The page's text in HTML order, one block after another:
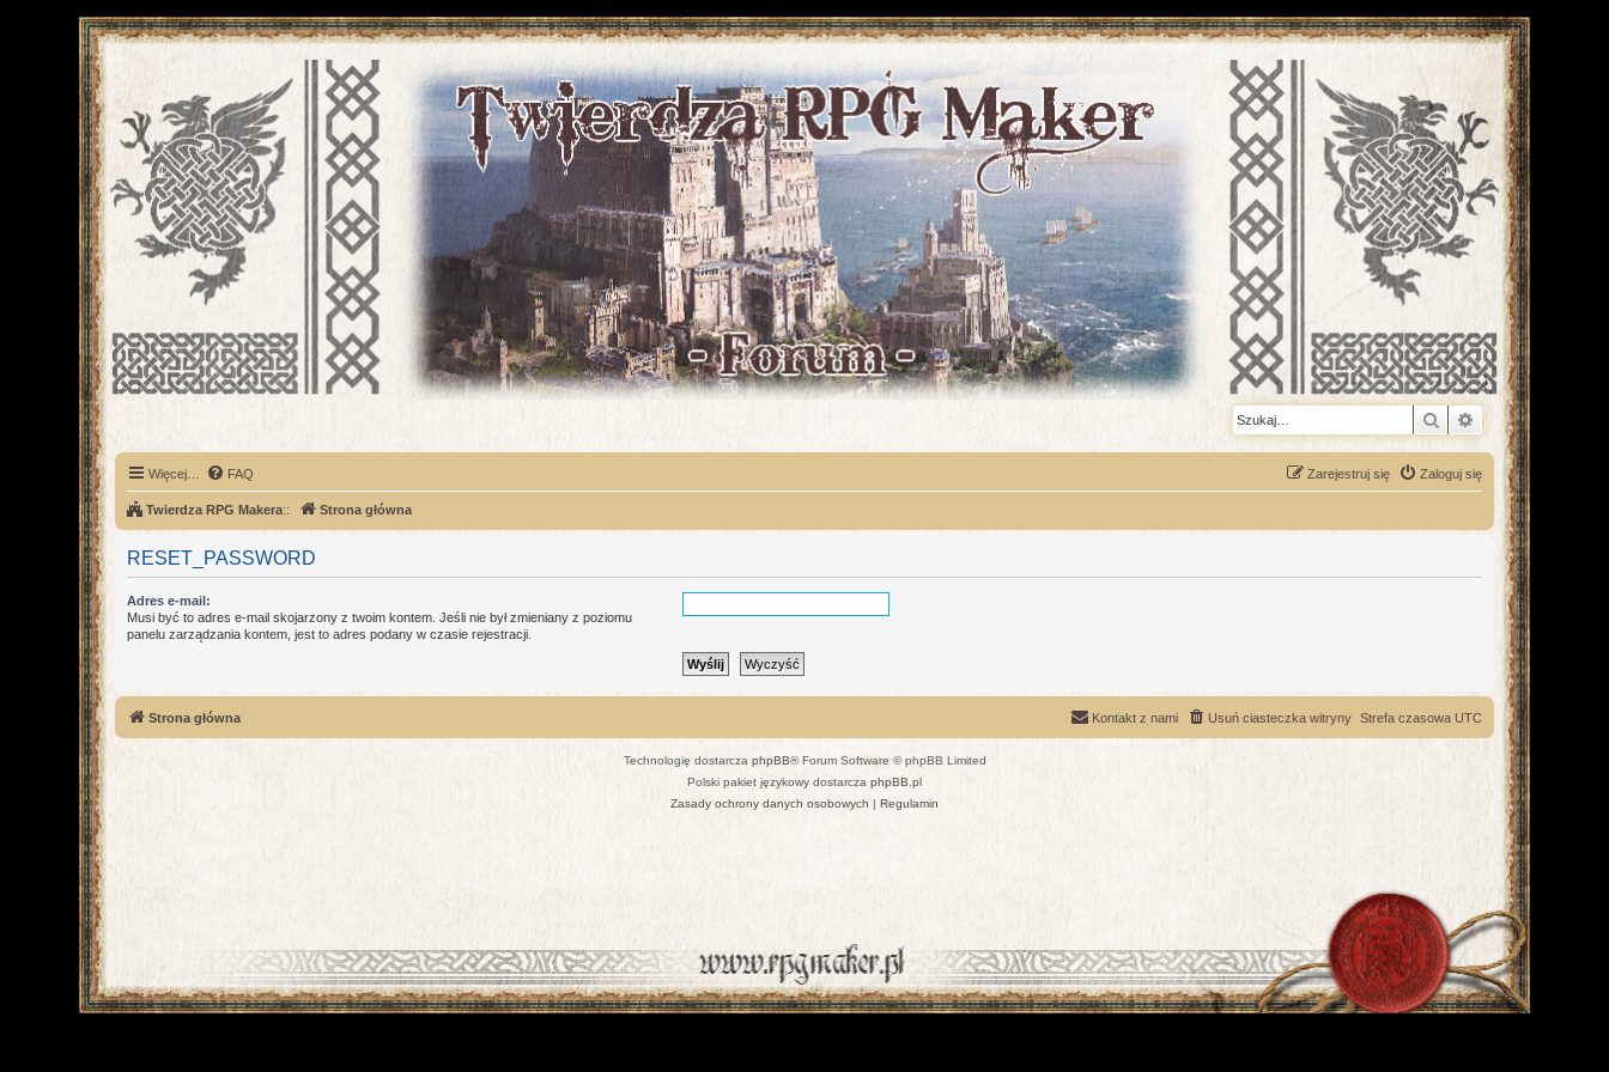
Szukaj Wyszukiwanie
Więcej… FAQ Zaloguj się
Zarejestruj się
Twierdza RPG Makera:: Strona główna
RESET_PASSWORD
Adres e-mail:
Musi być to adres e-mail skojarzony z twoim kontem. Jeśli nie był zmieniany z poziomu
panelu zarządzania kontem, jest to adres podany w czasie rejestracji.
Strona główna Strefa czasowa UTC
Usuń ciasteczka witryny
Kontakt z nami
Technologię dostarcza phpBB® Forum Software © phpBB Limited
Polski pakiet językowy dostarcza phpBB.pl
Zasady ochrony danych osobowych | Regulamin